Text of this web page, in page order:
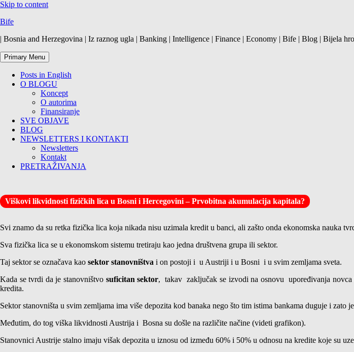
Skip to content
Bife
| Bosnia and Herzegovina | Iz raznog ugla | Banking | Intelligence | Finance | Economy | Bife | Blog | Bijela
Primary Menu
Posts in English
O BLOGU
Koncept
O autorima
Finansiranje
SVE OBJAVE
BLOG
NEWSLETTERS I KONTAKTI
Newsletters
Kontakt
PRETRAŽIVANJA
Viškovi likvidnosti fizičkih lica u Bosni i Hercegovini – Prvobitna akumulacija kapitala?
Svi znamo da su retka fizička lica koja nikada nisu uzimala kredit u banci, ali zašto onda ekonomska nauka
Sva fizička lica se u ekonomskom sistemu tretiraju kao jedna društvena grupa ili sektor.
Taj sektor se označava kao sektor stanovništva i on postoji i u Austriji i u Bosni i u svim zemljama sveta.
Kada se tvrdi da je stanovništvo suficitan sektor, takav zaključak se izvodi na osnovu upoređivanja novca
kredita.
Sektor stanovništa u svim zemljama ima više depozita kod banaka nego što tim istima bankama duguje i
Međutim, do tog viška likvidnosti Austrija i Bosna su došle na različite načine (videti grafikon).
Stanovnici Austrije stalno imaju višak depozita u iznosu od između 60% i 50% u odnosu na kredite koje su